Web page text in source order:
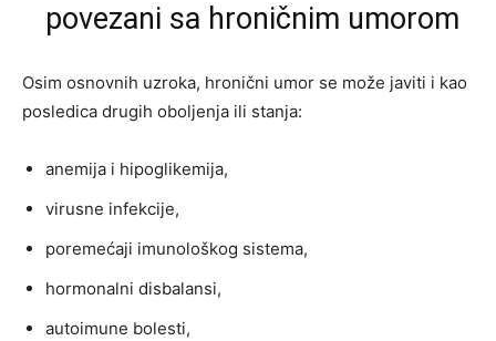
povezani sa hroničnim umorom
Osim osnovnih uzroka, hronični umor se može javiti i kao
posledica drugih oboljenja ili stanja:
anemija i hipoglikemija,
virusne infekcije,
poremećaji imunološkog sistema,
hormonalni disbalansi,
autoimune bolesti,